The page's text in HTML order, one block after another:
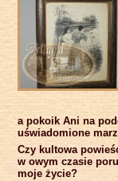
a pokoik Ani na
uświadomione
Czy kultowa
w owym czasie
moje życie?